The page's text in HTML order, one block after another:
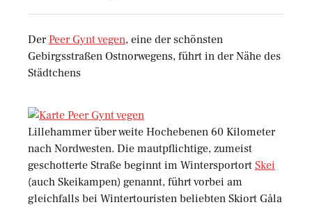
Der Peer Gynt vegen, eine der schönsten
Gebirgsstraßen Ostnorwegens, führt in der Nähe des
Städtchens
Lillehammer über weite Hochebenen 60 Kilometer
nach Nordwesten. Die mautpflichtige, zumeist
geschotterte Straße beginnt im Wintersportort Skei
(auch Skeikampen) genannt, führt vorbei am
gleichfalls bei Wintertouristen beliebten Skiort Gåla